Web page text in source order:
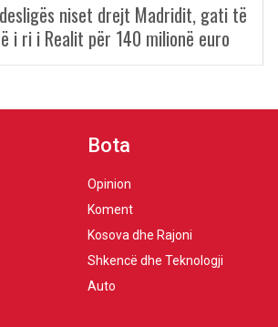
niset drejt Madridit, gati të
i ri i Realit për 140 milionë euro
Bota
Opinion
Koment
Kosova dhe Rajoni
Shkencë dhe Teknologji
Auto